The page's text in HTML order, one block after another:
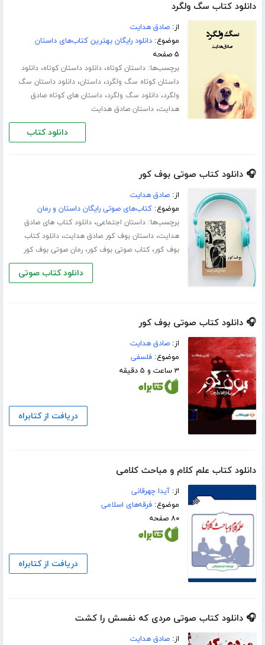
دانلود کتاب سگ ولگرد
از:صادق هدایت
موضوع:دانلود رایگان بهترین کتاب‌های داستان
۵ صفحه
برچسب‌ها:داستان کوتاه،دانلود داستان کوتاه،دانلود
داستان کوتاه سگ ولگرد،داستان،دانلود داستان سگ
ولگرد،دانلود سگ ولگرد،داستان های کوتاه صادق
هدایت،داستان صادق هدایت
دانلود کتاب
🎧 دانلود کتاب صوتی بوف کور
از:صادق هدایت
موضوع:کتاب‌های صوتی رایگان داستان و رمان
برچسب‌ها:داستان اجتماعی،دانلود کتاب های صادق
هدایت،داستان بوف کور صادق هدایت،دانلود کتاب
بوف کور،کتاب صوتی بوف کور،رمان صوتی بوف کور
دانلود کتاب صوتی
🎧 دانلود کتاب صوتی بوف کور
از:صادق هدایت
موضوع:فلسفی
۳ ساعت و ۵ دقیقه
دریافت از کتابراه
دانلود کتاب علم کلام و مباحث کلامی
از:آیدا چهرقانی
موضوع:فرقه‌های اسلامی
۸۰ صفحه
دریافت از کتابراه
🎧 دانلود کتاب صوتی مردی که نفسش را کشت
از:صادق هدایت